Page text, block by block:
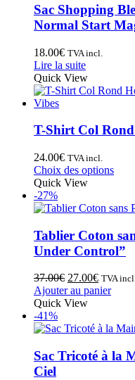
Sac Shopping
Normal Start
18.00€ TVA incl.
Lire la suite
Quick View
T-Shirt Col
24.00€ TVA incl.
Choix des options
Quick View
-27%
Tablier Coton
Under Control”
37.00€ 27.00€ TVA
Ajouter au panier
Quick View
-41%
Sac Tricoté à la
Ciel